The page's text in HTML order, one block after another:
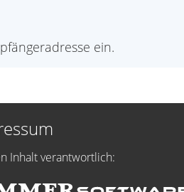
ein.
Inhalt verantwortlich: